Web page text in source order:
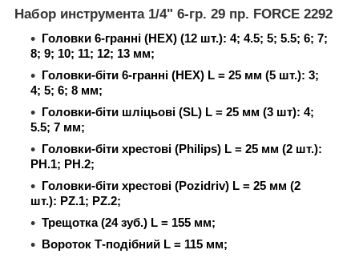
Набор инструмента 1/4" 6-гр. 29 пр. FORCE 2292
Головки 6-гранні (HEX) (12 шт.): 4; 4.5; 5; 5.5; 6; 7;
8; 9; 10; 11; 12; 13 мм;
Головки-біти 6-гранні (HEX) L = 25 мм (5 шт.): 3;
4; 5; 6; 8 мм;
Головки-біти шліцьові (SL) L = 25 мм (3 шт): 4;
5.5; 7 мм;
Головки-біти хрестові (Philips) L = 25 мм (2 шт.):
PH.1; PH.2;
Головки-біти хрестові (Pozidriv) L = 25 мм (2
шт.): PZ.1; PZ.2;
Трещотка (24 зуб.) L = 155 мм;
Вороток Т-подібний L = 115 мм;